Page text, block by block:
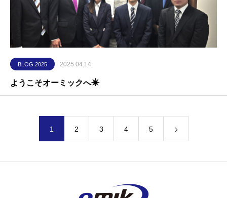
BLOG 2025 2025.04.14
ようこそオーミックへ☀
1 2 3 4 5